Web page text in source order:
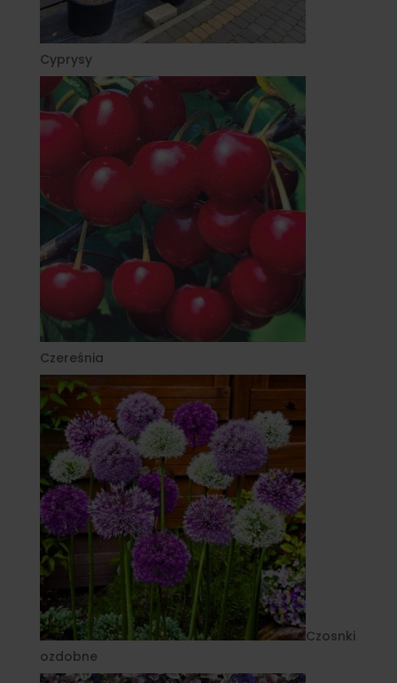
Cyprysy
Czereśnia
Czosnki
ozdobne